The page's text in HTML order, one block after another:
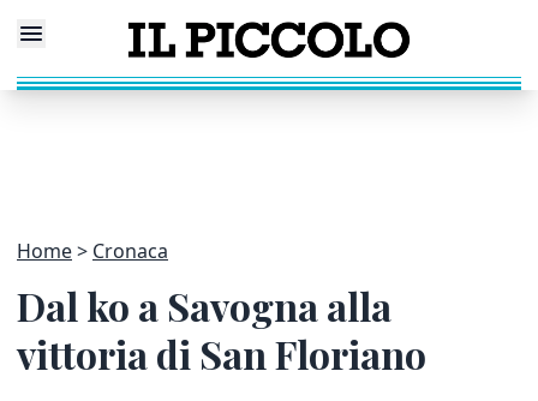
Home Cronaca
Dal ko a Savogna alla
vittoria di San Floriano